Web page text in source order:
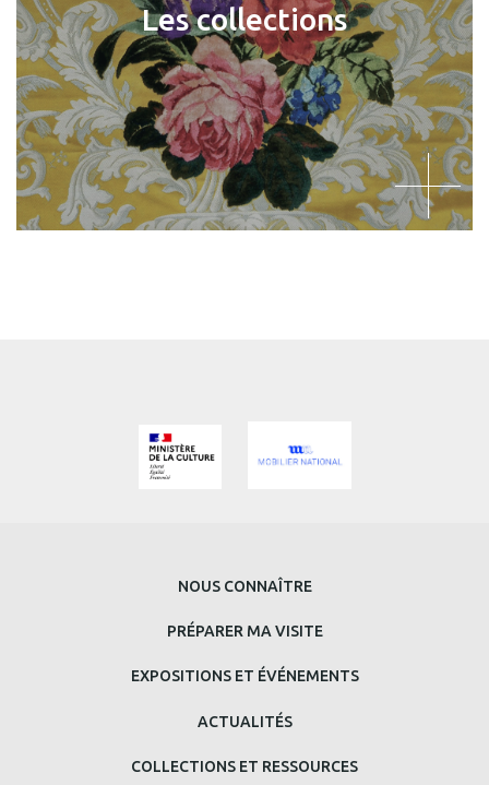
Les collections
PRINCIPAL
NOUS CONNAÎTRE
PRÉPARER MA VISITE
EXPOSITIONS ET ÉVÉNEMENTS
ACTUALITÉS
COLLECTIONS ET RESSOURCES